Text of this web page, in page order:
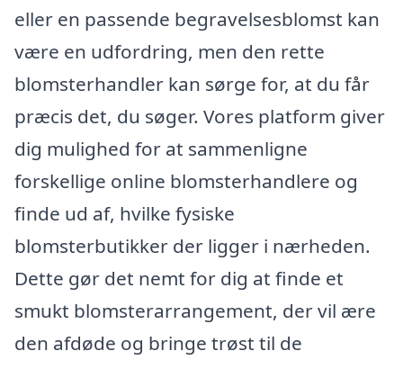
eller en passende begravelsesblomst kan
være en udfordring, men den rette
blomsterhandler kan sørge for, at du får
præcis det, du søger. Vores platform giver
dig mulighed for at sammenligne
forskellige online blomsterhandlere og
finde ud af, hvilke fysiske
blomsterbutikker der ligger i nærheden.
Dette gør det nemt for dig at finde et
smukt blomsterarrangement, der vil ære
den afdøde og bringe trøst til de